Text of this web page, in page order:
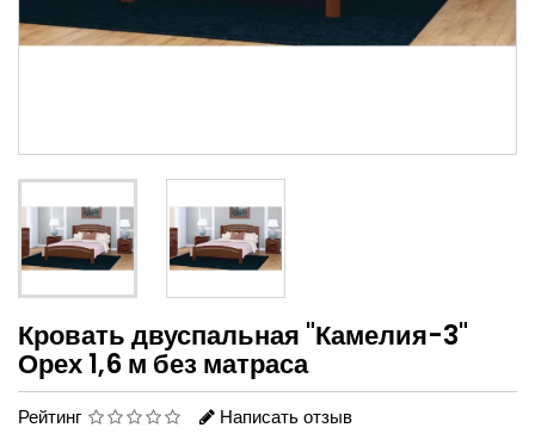
Кровать двуспальная "Камелия-3"
Орех 1,6 м без матраса
Рейтинг Написать отзыв